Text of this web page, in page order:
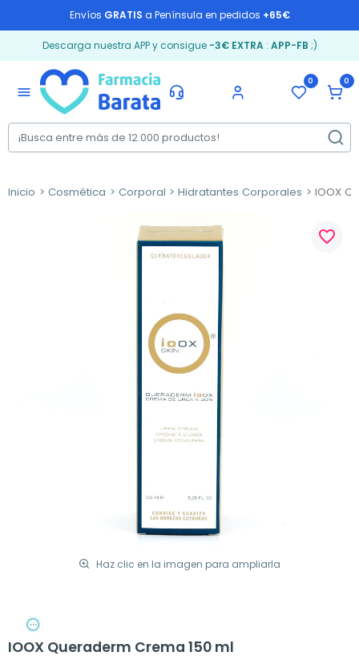
Envíos GRATIS a Península en pedidos +65€
Descarga nuestra APP y consigue -3€ EXTRA: APP-FB ;)
menu
0 0
Inicio Cosmética Corporal Hidratantes Corporales IOOX
Haz clic en la imagen para ampliarla
favorite_border
IOOX Queraderm Crema 150 ml